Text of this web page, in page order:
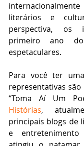
literários e
perspectiva, os
primeiro ano
espetaculares.
Para você ter
representativas são
“Toma Aí Um
Histórias,
principais blogs de
e